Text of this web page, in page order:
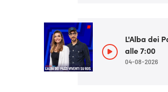
L'Alba dei
alle 7:00
04-08-2026